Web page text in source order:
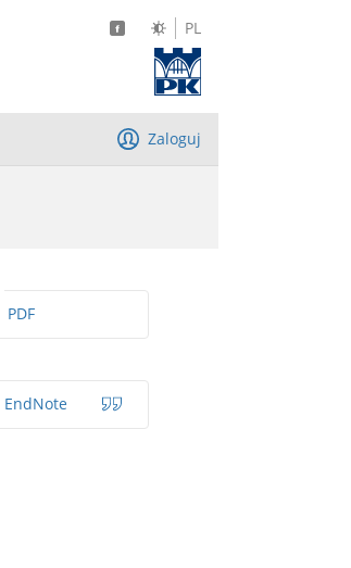
PL
Zaloguj
PDF
EndNote